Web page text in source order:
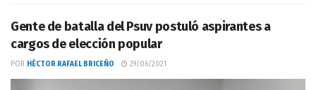
Gente de batalla del Psuv postuló aspirantes a
cargos de elección popular
POR HÉCTOR RAFAEL BRICEÑO 29/06/2021